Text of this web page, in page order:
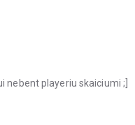
nebent playeriu skaiciumi ;]